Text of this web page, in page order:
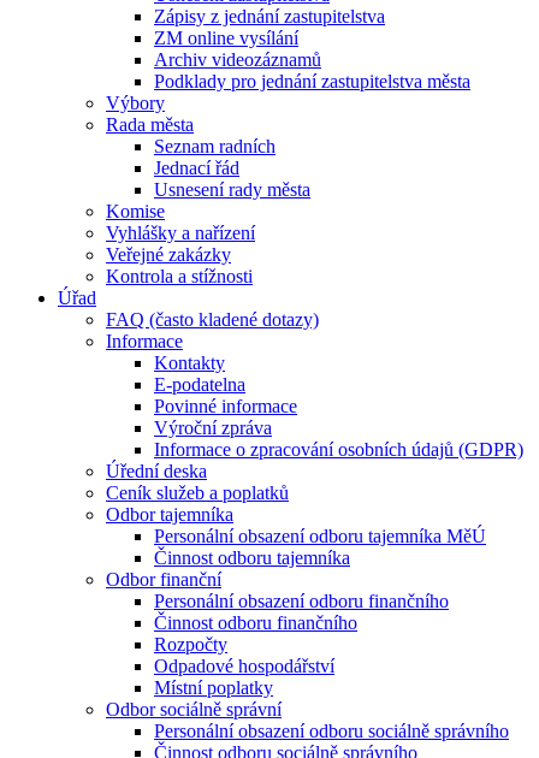
Zápisy z jednání zastupitelstva
ZM online vysílání
Archiv videozáznamů
Podklady pro jednání zastupitelstva města
Výbory
Rada města
Seznam radních
Jednací řád
Usnesení rady města
Komise
Vyhlášky a nařízení
Veřejné zakázky
Kontrola a stížnosti
Úřad
FAQ (často kladené dotazy)
Informace
Kontakty
E-podatelna
Povinné informace
Výroční zpráva
Informace o zpracování osobních údajů (GDPR)
Úřední deska
Ceník služeb a poplatků
Odbor tajemníka
Personální obsazení odboru tajemníka MěÚ
Činnost odboru tajemníka
Odbor finanční
Personální obsazení odboru finančního
Činnost odboru finančního
Rozpočty
Odpadové hospodářství
Místní poplatky
Odbor sociálně správní
Personální obsazení odboru sociálně správního
Činnost odboru sociálně správního